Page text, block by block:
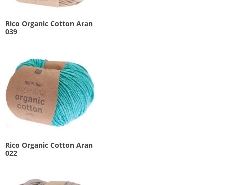
Rico Organic Cotton Aran
039
Rico Organic Cotton Aran
022